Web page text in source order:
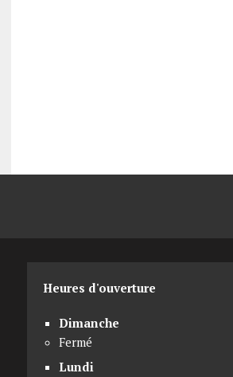
Heures d'ouverture
Dimanche
Fermé
Lundi